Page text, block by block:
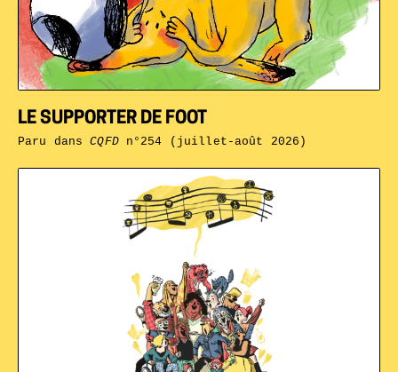
LE SUPPORTER DE FOOT
Paru dansCQFDn°254 (juillet-août 2026)